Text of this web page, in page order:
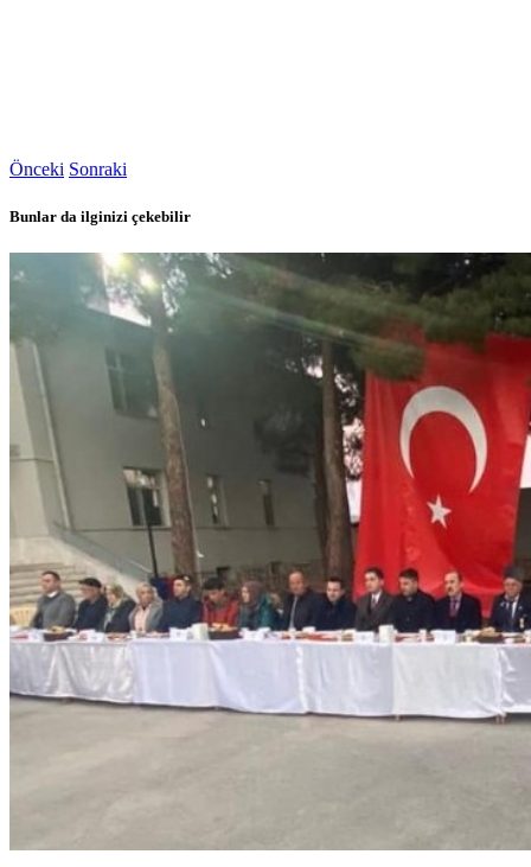
Önceki Sonraki
Bunlar da ilginizi çekebilir